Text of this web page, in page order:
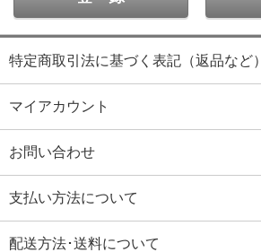
特定商取引法に基づく表記（返品など）
マイアカウント
お問い合わせ
支払い方法について
配送方法･送料について